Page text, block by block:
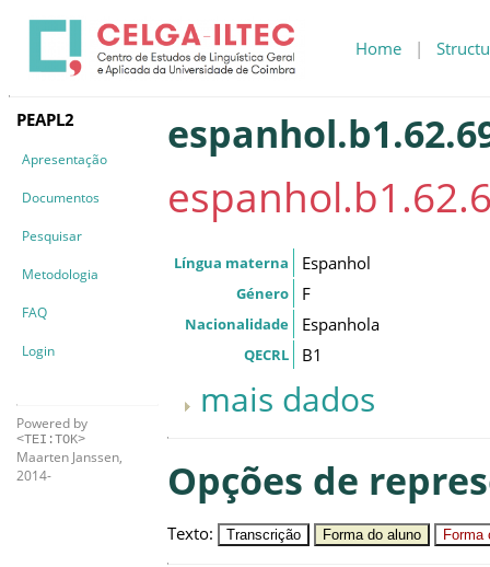
Home |
PEAPL2
Apresentação
Documentos
Pesquisar
Metodologia
FAQ
Login
Powered by
<TEI:TOK>
Maarten Janssen,
2014-
Língua materna Espanhol
Género F
Nacionalidade Espanhola
QECRL B1
mais dados
Opções de
Texto: Transcrição Forma do aluno Forma